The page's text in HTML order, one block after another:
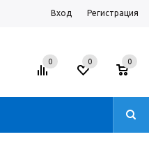
Вход Регистрация
0 0 0